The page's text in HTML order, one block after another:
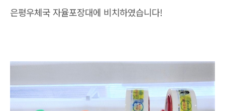
은평우체국 자율포장대에 비치하였습니다!